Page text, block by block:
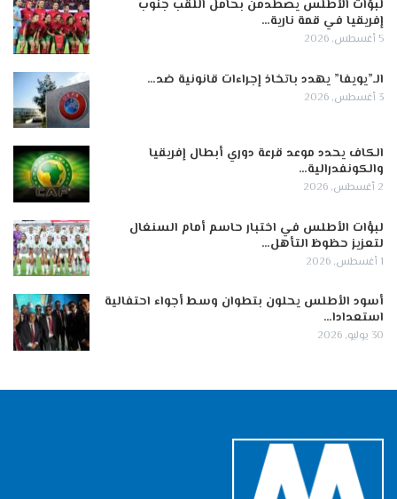
لبؤات الأطلس يصطدمن بحامل اللقب جنوب
إفريقيا في قمة نارية…
5 أغسطس, 2026
الـ”يويفا” يهدد باتخاذ إجراءات قانونية ضد…
3 أغسطس, 2026
الكاف يحدد موعد قرعة دوري أبطال إفريقيا
والكونفدرالية…
2 أغسطس, 2026
لبؤات الأطلس في اختبار حاسم أمام السنغال
لتعزيز حظوظ التأهل…
1 أغسطس, 2026
أسود الأطلس يحلون بتطوان وسط أجواء احتفالية
استعدادا…
30 يوليو, 2026